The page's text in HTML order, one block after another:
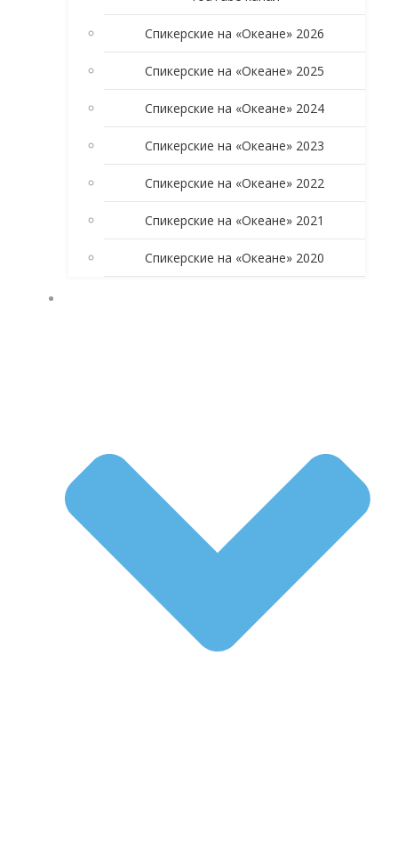
Спикерские на «Океане» 2026
Спикерские на «Океане» 2025
Спикерские на «Океане» 2024
Спикерские на «Океане» 2023
Спикерские на «Океане» 2022
Спикерские на «Океане» 2021
Спикерские на «Океане» 2020